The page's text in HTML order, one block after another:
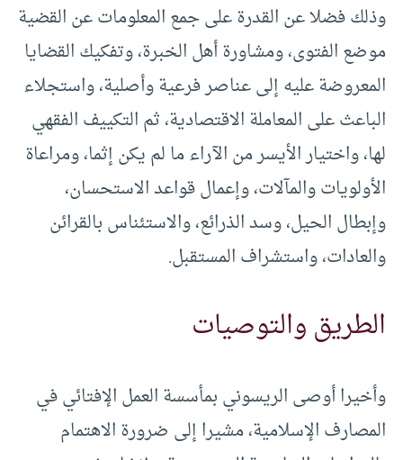
وذلك فضلا عن القدرة على جمع المعلومات عن القضية
موضع الفتوى، ومشاورة أهل الخبرة، وتفكيك القضايا
المعروضة عليه إلى عناصر فرعية وأصلية، واستجلاء
الباعث على المعاملة الاقتصادية، ثم التكييف الفقهي
لها، واختيار الأيسر من الآراء ما لم يكن إثما، ومراعاة
الأولويات والمآلات، وإعمال قواعد الاستحسان،
وإبطال الحيل، وسد الذرائع، والاستئناس بالقرائن
والعادات، واستشراف المستقبل.
الطريق والتوصيات
وأخيرا أوصى الريسوني بمأسسة العمل الإفتائي في
المصارف الإسلامية، مشيرا إلى ضرورة الاهتمام